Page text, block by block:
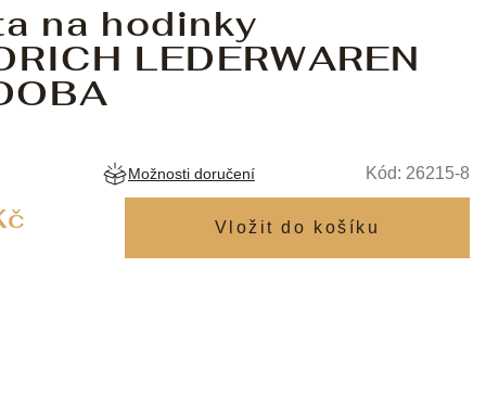
na hodinky
LEDERWAREN
Možnosti doručení Kód: 26215-8